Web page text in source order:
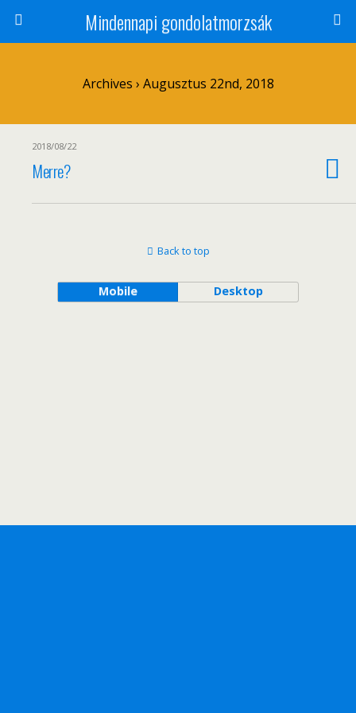
Mindennapi gondolatmorzsák
Archives › Augusztus 22nd, 2018
2018/08/22
Merre?
Back to top
Mobile Desktop